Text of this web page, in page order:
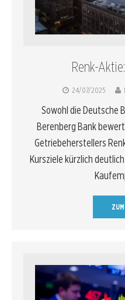
Renk-
24/07/2025
Sowohl die Deutsche
Berenberg Bank
Getriebeherstellers
Kursziele kürzlich